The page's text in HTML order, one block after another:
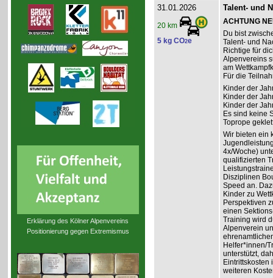
Erklärung des Kölner Alpenvereins
Positionierung gegen Extremismus
31.01.2026
20 km
5 kg CO2e
Talent- und
ACHTUNG
Du bist
Talent- und
Richtige für
Alpenvereins
am
Für die
Kinder der
Kinder der
Kinder der
Es sind keine
Toprope
Wir bieten ein
4x/Woche)
qualifizierten
Disziplinen
Speed an.
Kinder zu
Perspektiven
einen
Training wird
Alpenverein
Helfer*innen/
unterstützt,
Eintrittskosten
weiteren